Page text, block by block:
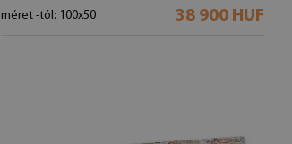
méret -tól: 100x50 38 900 HUF